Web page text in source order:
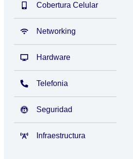
Cobertura Celular
Networking
Hardware
Telefonia
Seguridad
Infraestructura